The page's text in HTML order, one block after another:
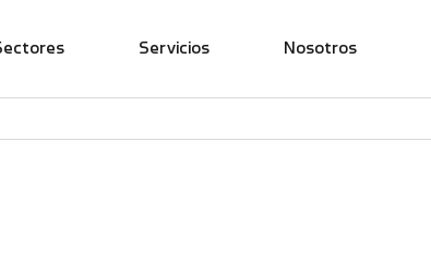
Servicios Nosotros